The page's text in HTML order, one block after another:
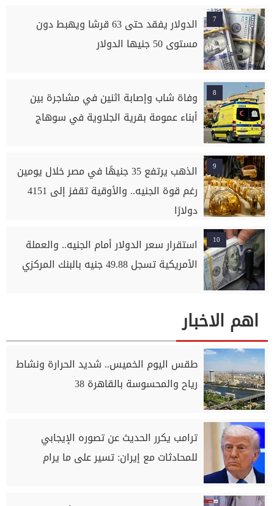
7
الدولار يفقد حتى 63 قرشا ويهبط دون
مستوى 50 جنيها الدولار
8
وفاة شاب وإصابة اثنين في مشاجرة بين
أبناء عمومة بقرية الجلاوية في سوهاج
9
الذهب يرتفع 35 جنيهًا في مصر خلال يومين
رغم قوة الجنيه.. والأوقية تقفز إلى 4151
دولارًا
10
استقرار سعر الدولار أمام الجنيه.. والعملة
الأمريكية تسجل 49.88 جنيه بالبنك المركزي
اهم الاخبار
طقس اليوم الخميس.. شديد الحرارة ونشاط
رياح والمحسوسة بالقاهرة 38
ترامب يكرر الحديث عن تصوره الإيجابي
للمحادثات مع إيران: تسير ‌على ما يرام